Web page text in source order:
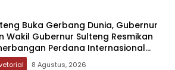
Buka Gerbang Dunia, Gubernur
Wakil Gubernur Sulteng Resmikan
Perdana Internasional
Guangzhou8 Agustus, 2026